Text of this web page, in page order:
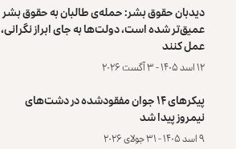
دیدبان حقوق بشر: حمله‌ی طالبان به حقوق بشر
عمیق‌تر شده است، دولت‌ها به جای ابراز نگرانی،
عمل کنند
۱۲ اسد ۱۴۰۵ - ۳ آگست ۲۰۲۶
پیکرهای ۱۴ جوان مفقودشده در دشت‌های
نیمروز پیدا شد
۹ اسد ۱۴۰۵ - ۳۱ جولای ۲۰۲۶